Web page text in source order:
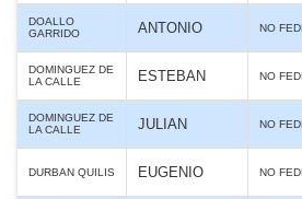
DOALLO
GARRIDO
ANTONIO NO
DOMINGUEZ DE
LA CALLE
ESTEBAN NO
DOMINGUEZ DE
LA CALLE
JULIAN NO
DURBAN QUILIS EUGENIO NO